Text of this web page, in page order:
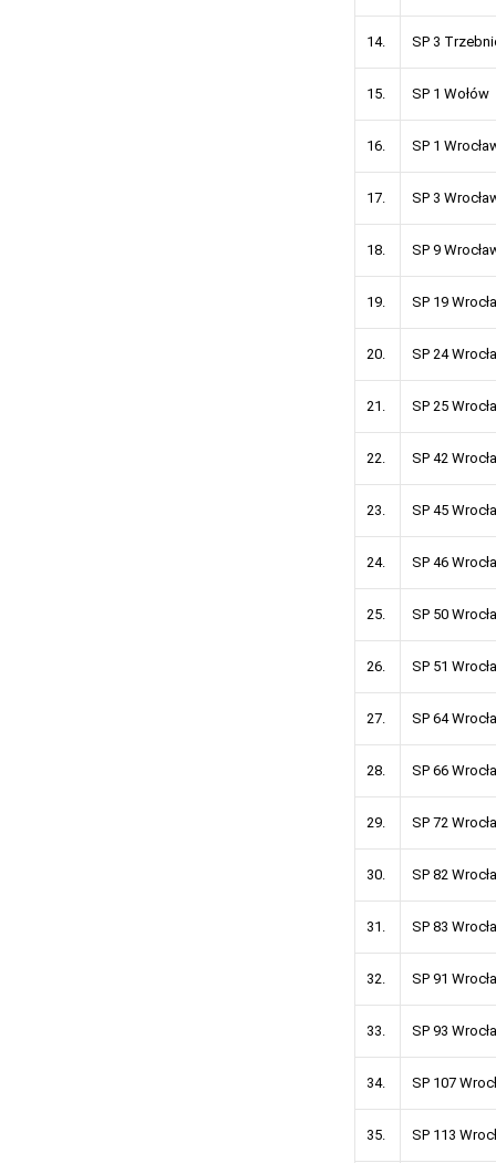
14. SP 3
15. SP 1 Wołów
16. SP 1
17. SP 3
18. SP 9
19. SP 19
20. SP 24
21. SP 25
22. SP 42
23. SP 45
24. SP 46
25. SP 50
26. SP 51
27. SP 64
28. SP 66
29. SP 72
30. SP 82
31. SP 83
32. SP 91
33. SP 93
34. SP 107
35. SP 113